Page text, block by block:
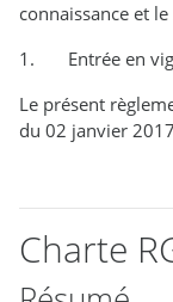
connaissance et
1. Entrée en
Le présent
du 02 janvier
Charte